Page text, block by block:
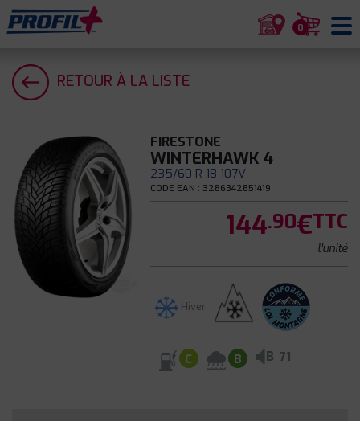
0
RETOUR À LA LISTE
FIRESTONE
WINTERHAWK 4
235/60 R 18 107V
CODE EAN : 3286342851419
144.90€TTC
l'unité
Hiver
C B B 71